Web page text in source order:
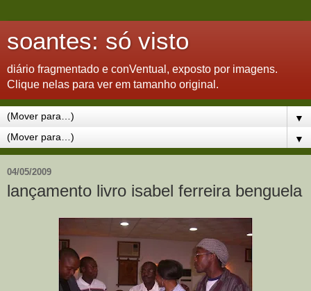
soantes: só visto
diário fragmentado e conVentual, exposto por imagens.
Clique nelas para ver em tamanho original.
▼
▼
04/05/2009
lançamento livro isabel ferreira benguela